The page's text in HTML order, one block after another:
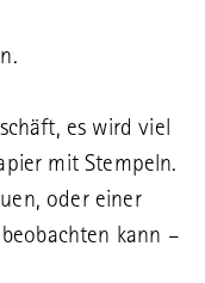
es wird viel
mit Stempeln.
oder einer
kann –